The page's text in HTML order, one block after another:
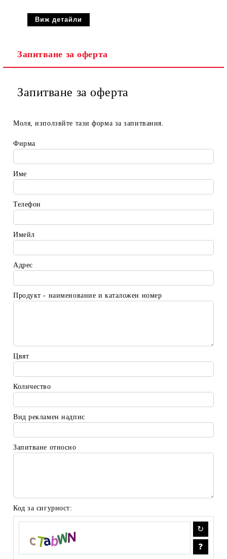
Виж детайли
Запитване за оферта
Запитване за оферта
Моля, използвйте тази форма за запитвания.
Фирма
Име
Телефон
Имейл
Адрес
Продукт - наименование и каталожен номер
Цвят
Количество
Вид рекламен надпис
Запитване относно
Код за сигурност: